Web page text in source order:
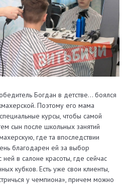
Богдан в детстве... боялся
Поэтому его мама
курсы, чтобы самой
сын после школьных занятий
где та впоследствии
благодарен ей за выбор
в салоне красоты, где сейчас
кубков. Есть уже свои клиенты,
у чемпиона», причем можно